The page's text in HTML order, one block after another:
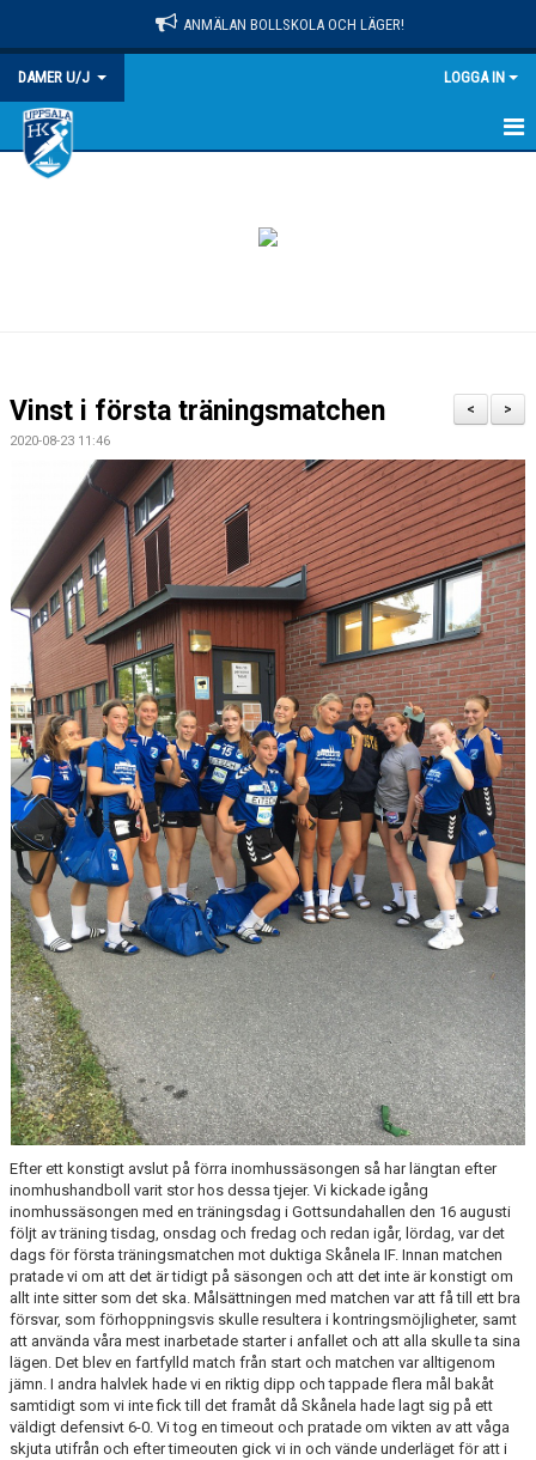
ANMÄLAN BOLLSKOLA OCH LÄGER!
DAMER U/J LOGGA IN
HEM
BILDGALLERI
DOKUMENT
KONTAKT
TRÄNARSIDOR
>
<
Vinst i första träningsmatchen
2020-08-23 11:46
Efter ett konstigt avslut på förra inomhussäsongen så har längtan efter
inomhushandboll varit stor hos dessa tjejer. Vi kickade igång
inomhussäsongen med en träningsdag i Gottsundahallen den 16 augusti
följt av träning tisdag, onsdag och fredag och redan igår, lördag, var det
dags för första träningsmatchen mot duktiga Skånela IF. Innan matchen
pratade vi om att det är tidigt på säsongen och att det inte är konstigt om
allt inte sitter som det ska. Målsättningen med matchen var att få till ett bra
försvar, som förhoppningsvis skulle resultera i kontringsmöjligheter, samt
att använda våra mest inarbetade starter i anfallet och att alla skulle ta sina
lägen. Det blev en fartfylld match från start och matchen var alltigenom
jämn. I andra halvlek hade vi en riktig dipp och tappade flera mål bakåt
samtidigt som vi inte fick till det framåt då Skånela hade lagt sig på ett
väldigt defensivt 6-0. Vi tog en timeout och pratade om vikten av att våga
skjuta utifrån och efter timeouten gick vi in och vände underläget för att i